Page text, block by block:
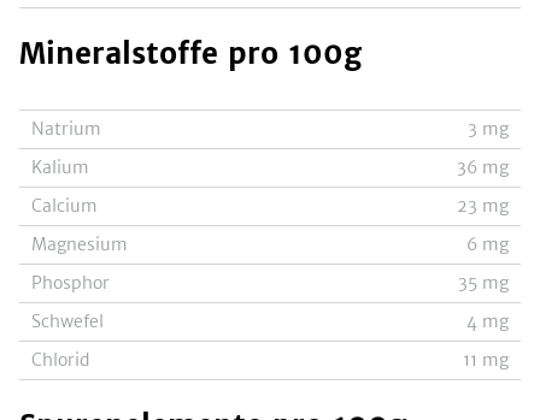
Mineralstoffe pro 100g
Natrium 3 mg
Kalium
36 mg
Calcium
23 mg
Magnesium
6 mg
Phosphor
35 mg
Schwefel
4 mg
Chlorid
11 mg